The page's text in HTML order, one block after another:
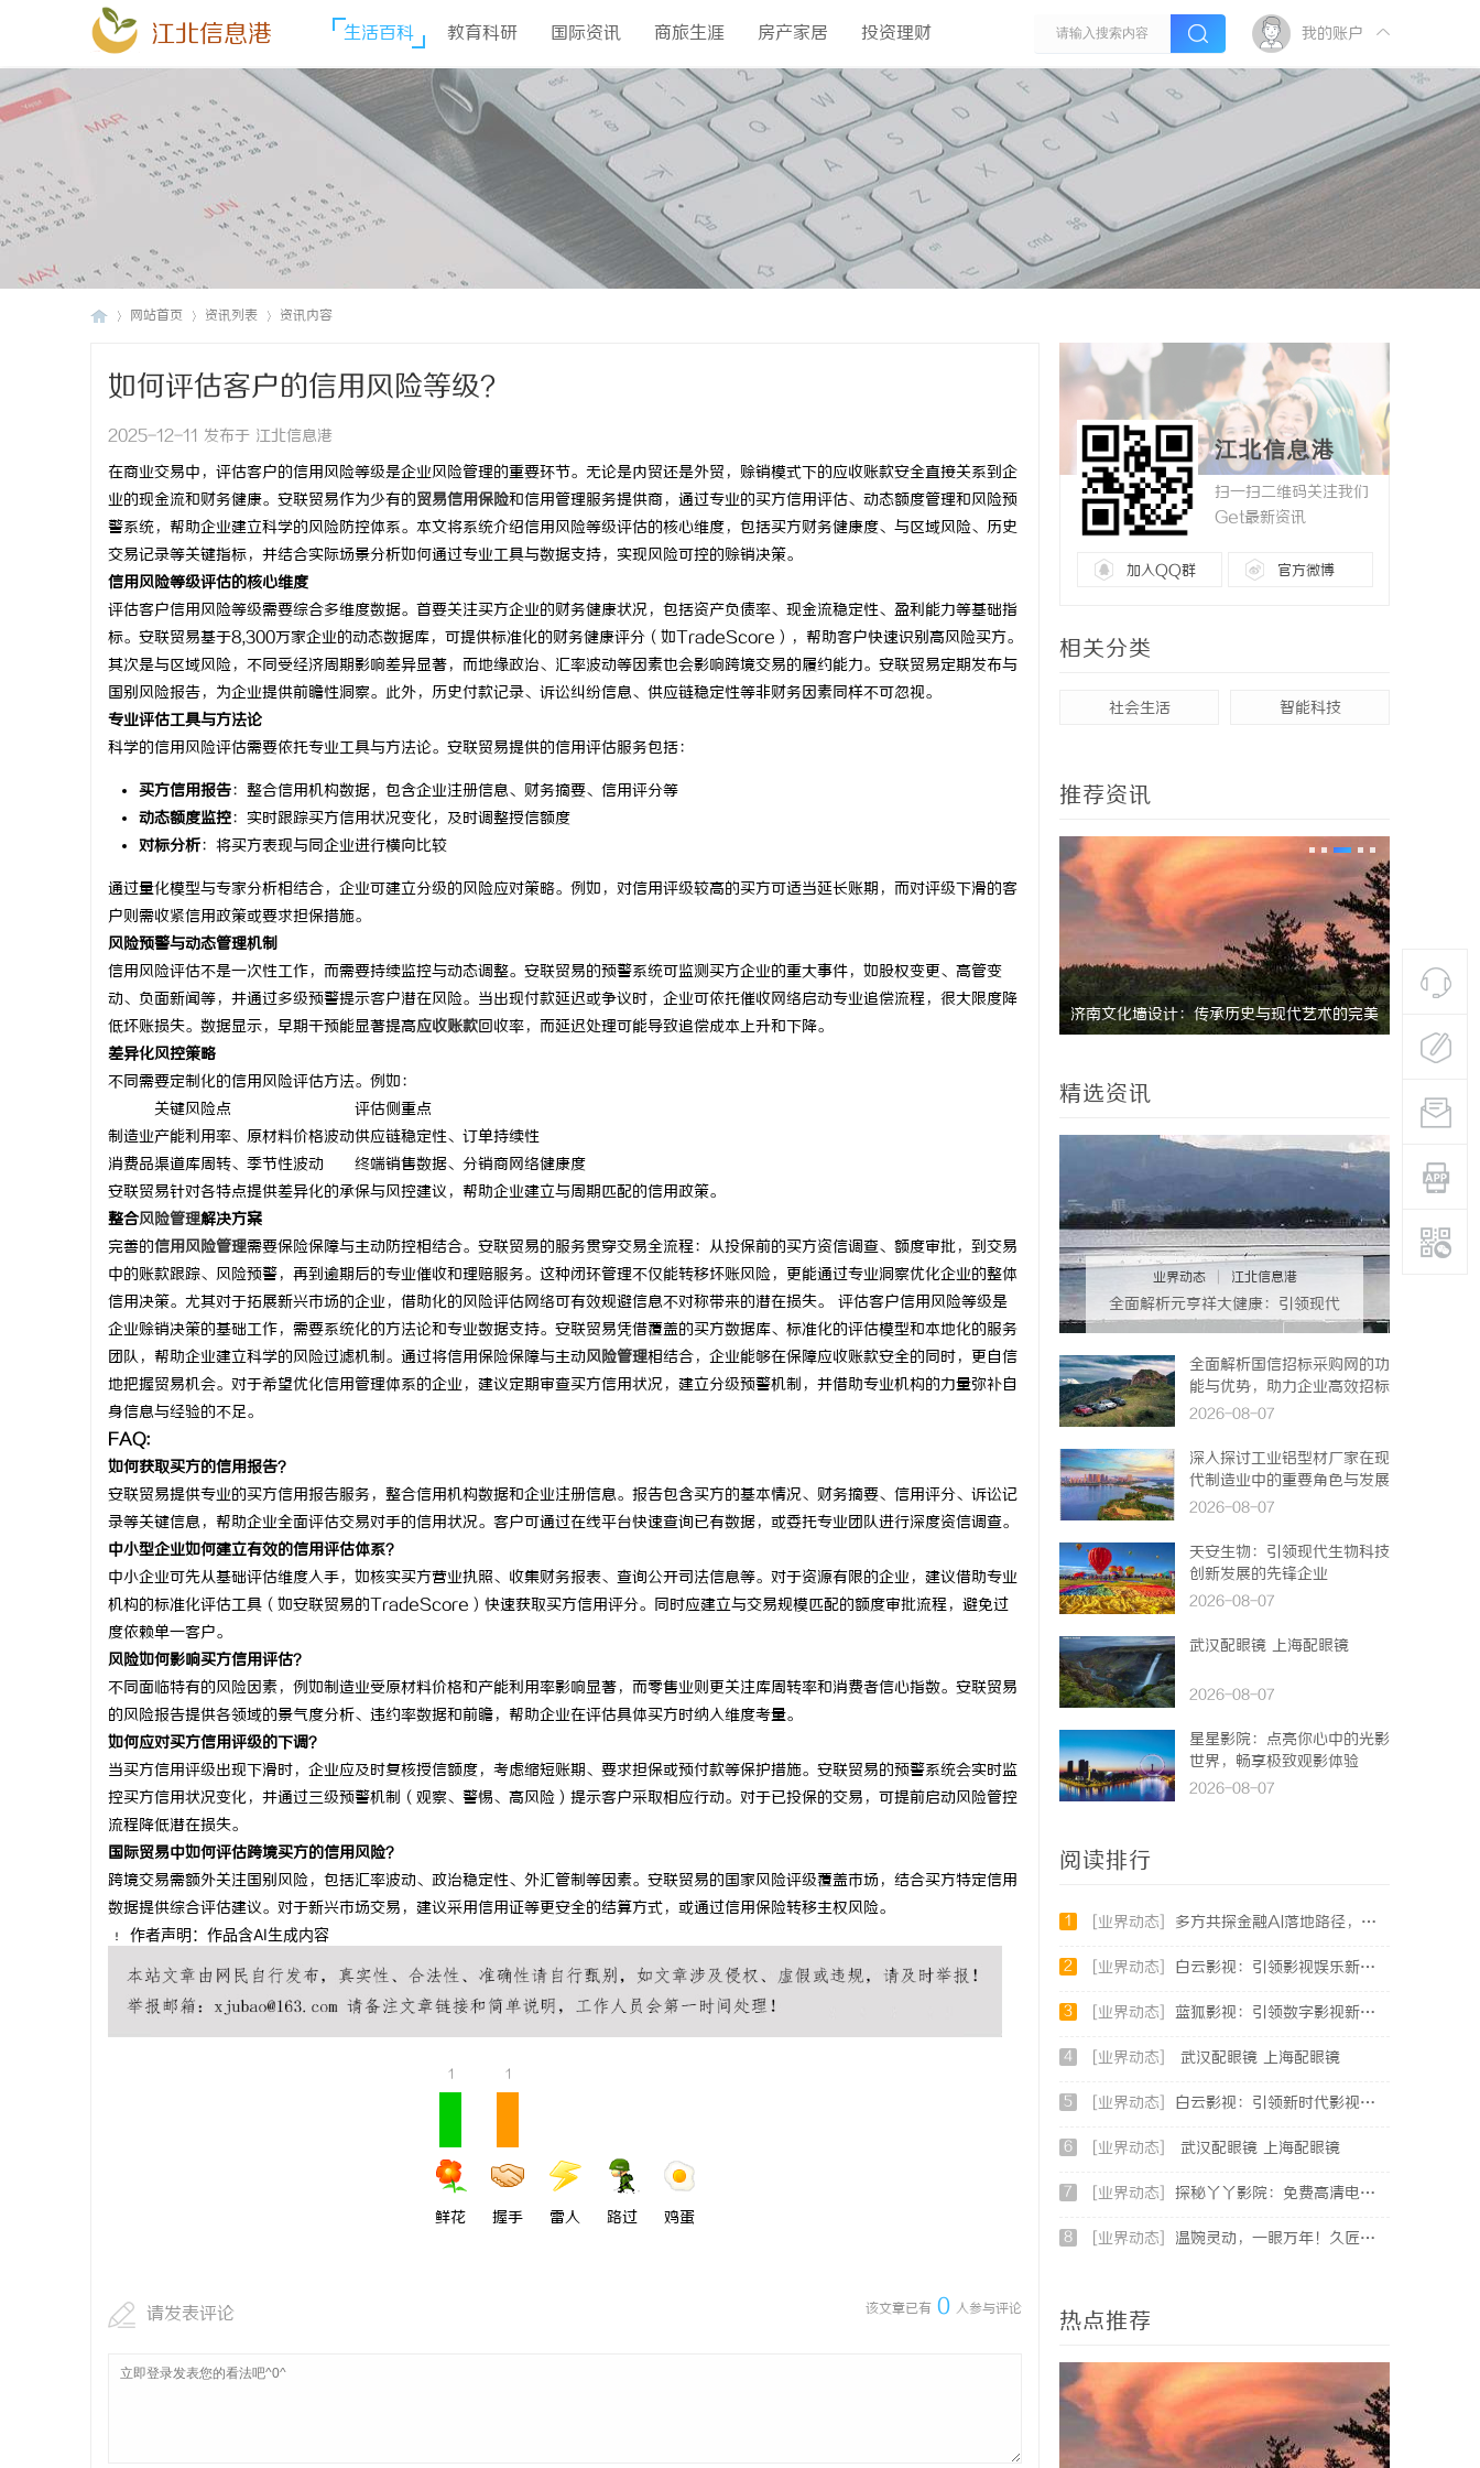
江北信息港 生活百科 教育科研 国际资讯 商旅生涯 房产家居 投资理财 我的账户
网站首页 资讯列表 资讯内容
如何评估客户的信用风险等级？
2025-12-11 发布于 江北信息港
在商业交易中，评估客户的信用风险等级是企业风险管理的重要环节。无论是内贸还是外贸，赊销模式下的应收账款安全直接关系到企
业的现金流和财务健康。安联贸易作为少有的贸易信用保险和信用管理服务提供商，通过专业的买方信用评估、动态额度管理和风险预
警系统，帮助企业建立科学的风险防控体系。本文将系统介绍信用风险等级评估的核心维度，包括买方财务健康度、与区域风险、历史
交易记录等关键指标，并结合实际场景分析如何通过专业工具与数据支持，实现风险可控的赊销决策。
信用风险等级评估的核心维度
评估客户信用风险等级需要综合多维度数据。首要关注买方企业的财务健康状况，包括资产负债率、现金流稳定性、盈利能力等基础指
标。安联贸易基于8,300万家企业的动态数据库，可提供标准化的财务健康评分（如TradeScore），帮助客户快速识别高风险买方。
其次是与区域风险，不同受经济周期影响差异显著，而地缘政治、汇率波动等因素也会影响跨境交易的履约能力。安联贸易定期发布与
国别风险报告，为企业提供前瞻性洞察。此外，历史付款记录、诉讼纠纷信息、供应链稳定性等非财务因素同样不可忽视。
专业评估工具与方法论
科学的信用风险评估需要依托专业工具与方法论。安联贸易提供的信用评估服务包括：
买方信用报告：整合信用机构数据，包含企业注册信息、财务摘要、信用评分等
动态额度监控：实时跟踪买方信用状况变化，及时调整授信额度
对标分析：将买方表现与同企业进行横向比较
通过量化模型与专家分析相结合，企业可建立分级的风险应对策略。例如，对信用评级较高的买方可适当延长账期，而对评级下滑的客
户则需收紧信用政策或要求担保措施。
风险预警与动态管理机制
信用风险评估不是一次性工作，而需要持续监控与动态调整。安联贸易的预警系统可监测买方企业的重大事件，如股权变更、高管变
动、负面新闻等，并通过多级预警提示客户潜在风险。当出现付款延迟或争议时，企业可依托催收网络启动专业追偿流程，很大限度降
低坏账损失。数据显示，早期干预能显著提高应收账款回收率，而延迟处理可能导致追偿成本上升和下降。
差异化风控策略
不同需要定制化的信用风险评估方法。例如：
关键风险点
评估侧重点
制造业产能利用率、原材料价格波动供应链稳定性、订单持续性
消费品渠道库周转、季节性波动
终端销售数据、分销商网络健康度
安联贸易针对各特点提供差异化的承保与风控建议，帮助企业建立与周期匹配的信用政策。
整合风险管理解决方案
完善的信用风险管理需要保险保障与主动防控相结合。安联贸易的服务贯穿交易全流程：从投保前的买方资信调查、额度审批，到交易
中的账款跟踪、风险预警，再到逾期后的专业催收和理赔服务。这种闭环管理不仅能转移坏账风险，更能通过专业洞察优化企业的整体
信用决策。尤其对于拓展新兴市场的企业，借助化的风险评估网络可有效规避信息不对称带来的潜在损失。 评估客户信用风险等级是
企业赊销决策的基础工作，需要系统化的方法论和专业数据支持。安联贸易凭借覆盖的买方数据库、标准化的评估模型和本地化的服务
团队，帮助企业建立科学的风险过滤机制。通过将信用保险保障与主动风险管理相结合，企业能够在保障应收账款安全的同时，更自信
地把握贸易机会。对于希望优化信用管理体系的企业，建议定期审查买方信用状况，建立分级预警机制，并借助专业机构的力量弥补自
身信息与经验的不足。
FAQ:
如何获取买方的信用报告？
安联贸易提供专业的买方信用报告服务，整合信用机构数据和企业注册信息。报告包含买方的基本情况、财务摘要、信用评分、诉讼记
录等关键信息，帮助企业全面评估交易对手的信用状况。客户可通过在线平台快速查询已有数据，或委托专业团队进行深度资信调查。
中小型企业如何建立有效的信用评估体系？
中小企业可先从基础评估维度入手，如核实买方营业执照、收集财务报表、查询公开司法信息等。对于资源有限的企业，建议借助专业
机构的标准化评估工具（如安联贸易的TradeScore）快速获取买方信用评分。同时应建立与交易规模匹配的额度审批流程，避免过
度依赖单一客户。
风险如何影响买方信用评估？
不同面临特有的风险因素，例如制造业受原材料价格和产能利用率影响显著，而零售业则更关注库周转率和消费者信心指数。安联贸易
的风险报告提供各领域的景气度分析、违约率数据和前瞻，帮助企业在评估具体买方时纳入维度考量。
如何应对买方信用评级的下调？
当买方信用评级出现下滑时，企业应及时复核授信额度，考虑缩短账期、要求担保或预付款等保护措施。安联贸易的预警系统会实时监
控买方信用状况变化，并通过三级预警机制（观察、警惕、高风险）提示客户采取相应行动。对于已投保的交易，可提前启动风险管控
流程降低潜在损失。
国际贸易中如何评估跨境买方的信用风险？
跨境交易需额外关注国别风险，包括汇率波动、政治稳定性、外汇管制等因素。安联贸易的国家风险评级覆盖市场，结合买方特定信用
数据提供综合评估建议。对于新兴市场交易，建议采用信用证等更安全的结算方式，或通过信用保险转移主权风险。
作者声明：作品含AI生成内容
1
鲜花
1
握手 雷人 路过 鸡蛋
该文章已有 0 人参与评论
请发表评论
江北信息港
扫一扫二维码关注我们
Get最新资讯
加入QQ群 官方微博
相关分类
社会生活 智能科技
推荐资讯
革新驱动下的化工装备展：引领行业未来发展 贝净 AC 国际医疗实验室，标准化研发体系 济南文化墙设计：传承历史与现代艺术的完美
的先锋技术
精选资讯
业界动态 江北信息港
全面解析元亨祥大健康：引领现代
健康生活新趋势
全面解析国信招标采购网的功
能与优势，助力企业高效招标
采购
2026-08-07
深入探讨工业铝型材厂家在现
代制造业中的重要角色与发展
趋势
2026-08-07
天安生物：引领现代生物科技
创新发展的先锋企业
2026-08-07
武汉配眼镜 上海配眼镜
2026-08-07
星星影院：点亮你心中的光影
世界，畅享极致观影体验
2026-08-07
阅读排行
1 [业界动态] 多方共探金融AI落地路径，天创信用星图AI助力产业金融智能升级
2 [业界动态] 白云影视：引领影视娱乐新时代的先锋力量
3 [业界动态] 蓝狐影视：引领数字影视新时代的创新力量
4 [业界动态] 武汉配眼镜 上海配眼镜
5 [业界动态] 白云影视：引领新时代影视文化发展的新力量
6 [业界动态] 武汉配眼镜 上海配眼镜
7 [业界动态] 探秘丫丫影院：免费高清电影体验的首选平台
8 [业界动态] 温婉灵动，一眼万年！久匠量身定制的眉眼唇，才是你整张脸的点睛之笔！淡颜系女生的气质加分项
热点推荐